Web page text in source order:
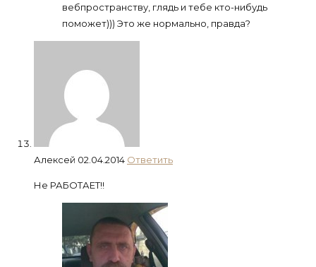
вебпространству, глядь и тебе кто-нибудь
поможет))) Это же нормально, правда?
Алексей 02.04.2014 Ответить
Не РАБОТАЕТ!!